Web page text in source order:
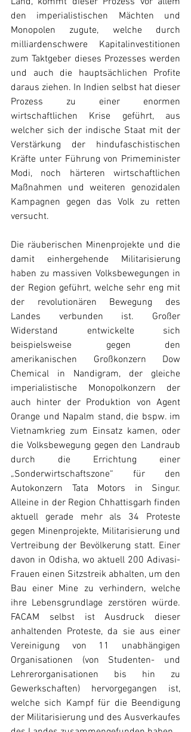
den imperialistischen Mächten und
Monopolen zugute, welche durch
milliardenschwere Kapitalinvestitionen
zum Taktgeber dieses Prozesses werden
und auch die hauptsächlichen Profite
daraus ziehen. In Indien selbst hat dieser
Prozess zu einer enormen
wirtschaftlichen Krise geführt, aus
welcher sich der indische Staat mit der
Verstärkung der hindufaschistischen
Kräfte unter Führung von Primeminister
Modi, noch härteren wirtschaftlichen
Maßnahmen und weiteren genozidalen
Kampagnen gegen das Volk zu retten
versucht.
Die räuberischen Minenprojekte und die
damit einhergehende Militarisierung
haben zu massiven Volksbewegungen in
der Region geführt, welche sehr eng mit
der revolutionären Bewegung des
Landes verbunden ist. Großer
Widerstand entwickelte sich
beispielsweise gegen den
amerikanischen Großkonzern Dow
Chemical in Nandigram, der gleiche
imperialistische Monopolkonzern der
auch hinter der Produktion von Agent
Orange und Napalm stand, die bspw. im
Vietnamkrieg zum Einsatz kamen, oder
die Volksbewegung gegen den Landraub
durch die Errichtung einer
„Sonderwirtschaftszone“ für den
Autokonzern Tata Motors in Singur.
Alleine in der Region Chhattisgarh finden
aktuell gerade mehr als 34 Proteste
gegen Minenprojekte, Militarisierung und
Vertreibung der Bevölkerung statt. Einer
davon in Odisha, wo aktuell 200 Adivasi-
Frauen einen Sitzstreik abhalten, um den
Bau einer Mine zu verhindern, welche
ihre Lebensgrundlage zerstören würde.
FACAM selbst ist Ausdruck dieser
anhaltenden Proteste, da sie aus einer
Vereinigung von 11 unabhängigen
Organisationen (von Studenten- und
Lehrerorganisationen bis hin zu
Gewerkschaften) hervorgegangen ist,
welche sich Kampf für die Beendigung
der Militarisierung und des Ausverkaufes